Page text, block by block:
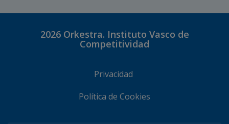
2026 Orkestra. Instituto Vasco de
Competitividad
Privacidad
Política de Cookies